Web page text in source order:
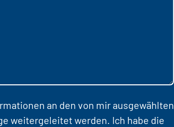
an den von mir ausgewählten
weitergeleitet werden. Ich habe die